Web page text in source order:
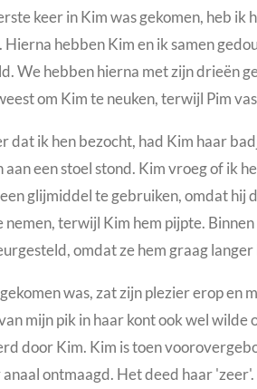
keer in Kim was gekomen, heb ik
Hierna hebben Kim en ik samen
We hebben hierna met zijn drieën
om Kim te neuken, terwijl Pim
dat ik hen bezocht, had Kim haar
een stoel stond. Kim vroeg of ik
glijmiddel te gebruiken, omdat
nemen, terwijl Kim hem pijpte.
omdat ze hem graag
was, zat zijn plezier erop en
mijn pik in haar kont ook wel
door Kim. Kim is toen
anaal ontmaagd. Het deed haar